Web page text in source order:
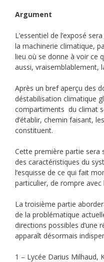
Argument
L’essentiel de l’exposé
la machinerie climatique,
lieu où se donne à voir ce
aussi, vraisemblablement,
Après un bref aperçu des
déstabilisation climatique
compartiments du climat
d’établir, chemin faisant,
constituent.
Cette première partie sera
des caractéristiques du
l’esquisse de ce qui fait
particulier, de rompre avec
La troisième partie
de la problématique
directions possibles d’une
apparaît désormais
1 – Lycée Darius Milhaud,